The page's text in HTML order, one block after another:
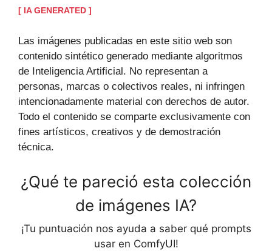
[ IA GENERATED ]
Las imágenes publicadas en este sitio web son
contenido sintético generado mediante algoritmos
de Inteligencia Artificial. No representan a
personas, marcas o colectivos reales, ni infringen
intencionadamente material con derechos de autor.
Todo el contenido se comparte exclusivamente con
fines artísticos, creativos y de demostración
técnica.
¿Qué te pareció esta colección
de imágenes IA?
¡Tu puntuación nos ayuda a saber qué prompts
usar en ComfyUI!